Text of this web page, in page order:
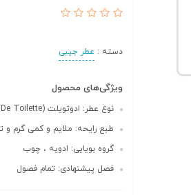
دسته : عطر جیبی
ویژگی‌های محصول
نوع عطر: ادوتویلت (Eau De Toilette)
طبع رایحه: ملایم و کمی گرم و
گروه بویایی: ادویه ، چوب
فصل پیشنهادی: تمام فصول